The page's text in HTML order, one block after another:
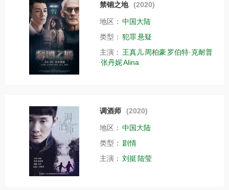
禁锢之地 (2020)
地区： 中国大陆
类型： 犯罪悬疑
主演： 王真儿 周柏豪罗伯特·克耐普
张丹妮Alina
调酒师 (2020)
地区： 中国大陆
类型： 剧情
主演： 刘挺 陆莹